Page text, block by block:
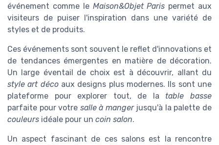
événement comme le Maison&Objet Paris permet aux
visiteurs de puiser l'inspiration dans une variété de
styles et de produits.
Ces événements sont souvent le reflet d'innovations et
de tendances émergentes en matière de décoration.
Un large éventail de choix est à découvrir, allant du
style art décoaux designs plus modernes. Ils sont une
plateforme pour explorer tout, de la table basse
parfaite pour votre salle à mangerjusqu'à la palette de
couleurs idéale pour un coin salon.
Un aspect fascinant de ces salons est la rencontre